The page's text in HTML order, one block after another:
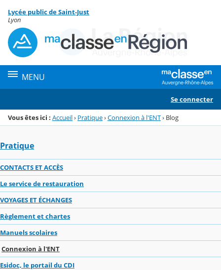
Menu de la rubrique
Contenu
Lycée public de Saint-Just
Lyon
MENU
Se connecter
Vous êtes ici : Accueil› Pratique›Connexion à l'ENT› Blog
Pratique
CONTACTS ET ACCÈS
Le service de restauration
VOYAGES ET ÉCHANGES
Règlement et chartes
Manuels scolaires
Connexion à l'ENT
Esidoc, le portail du CDI